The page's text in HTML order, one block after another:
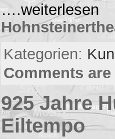
Kategorien:
Comments
925 Jahre
Eiltempo